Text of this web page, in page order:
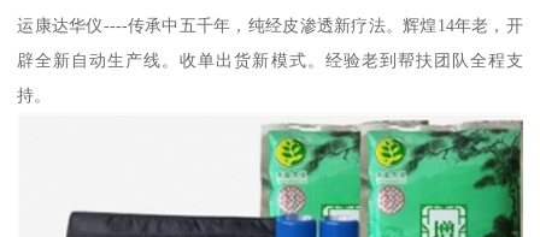
运康达华仪----传承中五千年，纯经皮渗透新疗法。辉煌14年老，开
辟全新自动生产线。收单出货新模式。经验老到帮扶团队全程支
持。